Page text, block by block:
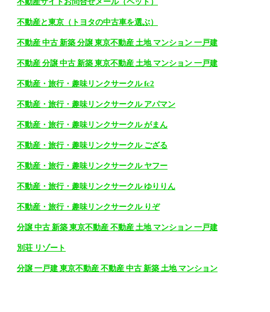
不動産と東京（トヨタの中古車を選ぶ）
不動産 中古 新築 分譲 東京不動産 土地 マンション 一戸建
不動産 分譲 中古 新築 東京不動産 土地 マンション 一戸建
不動産・旅行・趣味リンクサークル fc2
不動産・旅行・趣味リンクサークル アパマン
不動産・旅行・趣味リンクサークル がまん
不動産・旅行・趣味リンクサークル ござる
不動産・旅行・趣味リンクサークル ヤフー
不動産・旅行・趣味リンクサークル ゆりりん
不動産・旅行・趣味リンクサークル りぞ
分譲 中古 新築 東京不動産 不動産 土地 マンション 一戸建
別荘 リゾート
分譲 一戸建 東京不動産 不動産 中古 新築 土地 マンション